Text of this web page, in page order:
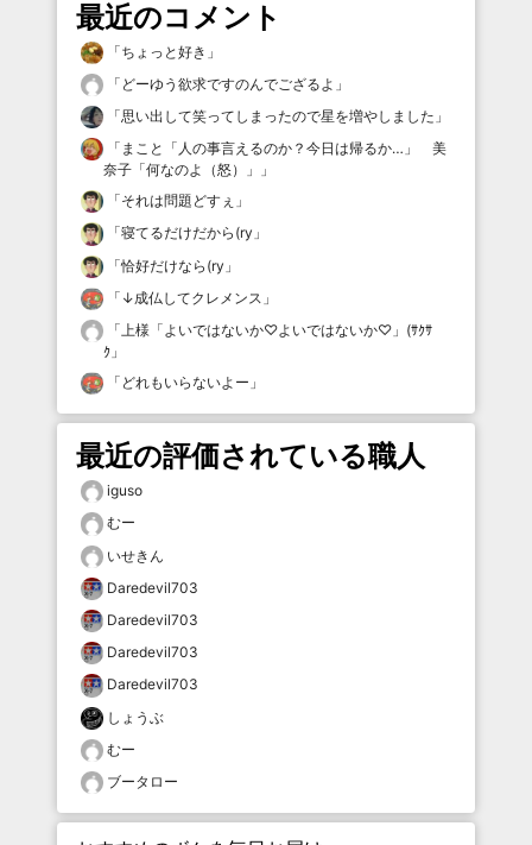
最近のコメント
「ちょっと好き 」
「 どーゆう欲求ですのんでござるよ 」
「思い出して笑ってしまったので星を増やしました 」
「 まこと「人の事言えるのか？今日は帰るか…」 美
奈子「何なのよ（怒）」
」
「それは問題どすぇ 」
「寝てるだけだから(ry 」
「恰好だけなら(ry 」
「 ↓成仏してクレメンス 」
「上様「よいではないか♡よいではないか♡」(ｻｸｻ
ｸ 」
「 どれもいらないよー 」
最近の評価されている職人
iguso
むー
いせきん
Daredevil703
Daredevil703
Daredevil703
Daredevil703
しょうぶ
むー
ブータロー